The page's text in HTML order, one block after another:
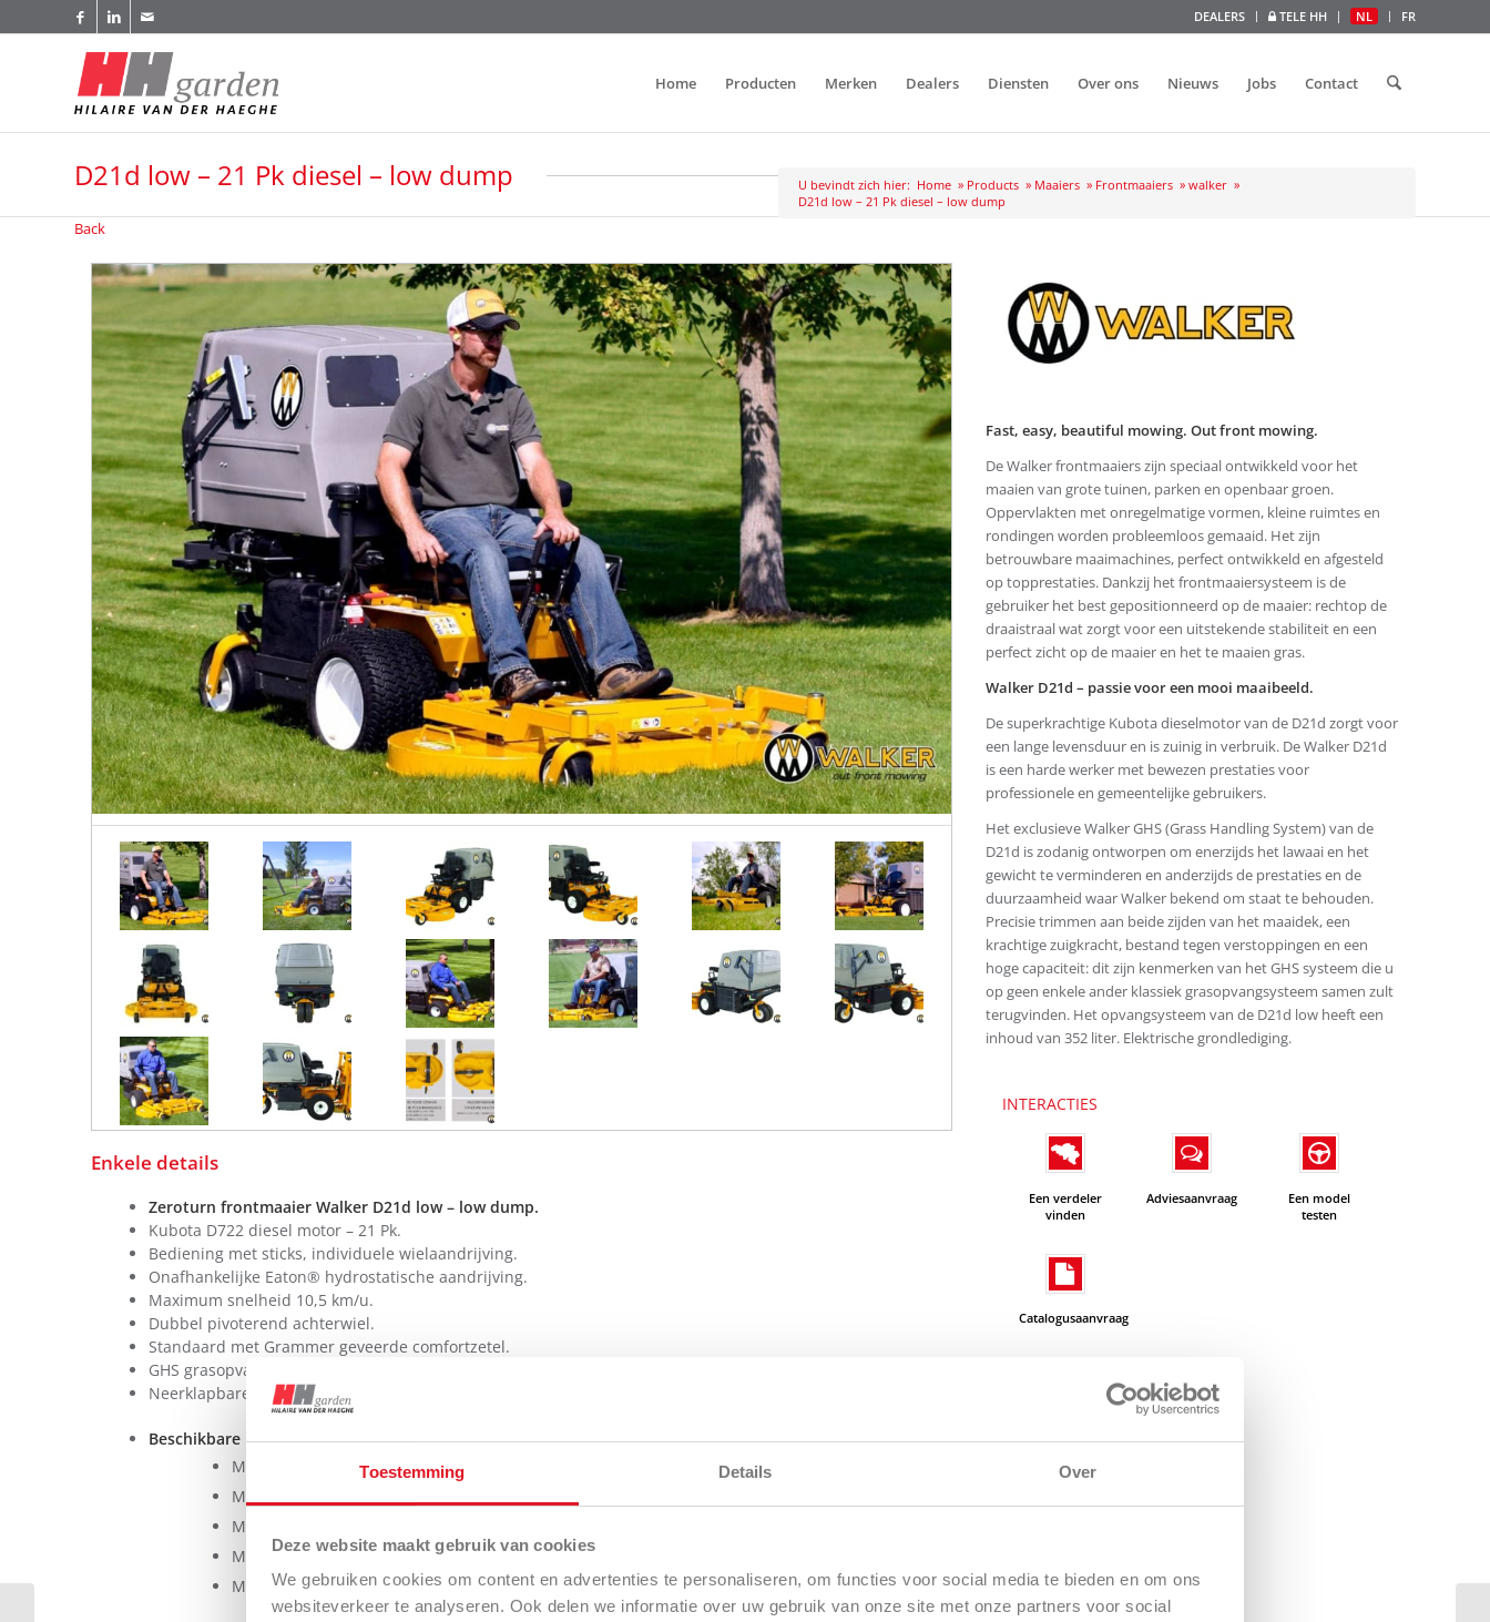
Toestemming Details Over
Deze website maakt gebruik van cookies
We gebruiken cookies om content en advertenties te personaliseren, om functies voor social media te bieden en om ons
websiteverkeer te analyseren. Ook delen we informatie over uw gebruik van onze site met onze partners voor social
DEALERS TELE HH NL FR
Home Producten Merken Dealers Diensten Over ons Nieuws Jobs Contact
D21d low – 21 Pk diesel – low dump U bevindt zich hier: Home » Products » Maaiers » Frontmaaiers » walker »
D21d low – 21 Pk diesel – low dump
Back
Enkele details
Zeroturn frontmaaier Walker D21d low – low dump.
Kubota D722 diesel motor – 21 Pk.
Bediening met sticks, individuele wielaandrijving.
Onafhankelijke Eaton® hydrostatische aandrijving.
Maximum snelheid 10,5 km/u.
Dubbel pivoterend achterwiel.
Standaard met Grammer geveerde comfortzetel.
GHS grasopvangsysteem 352 liter met elektrische grondlediging.
Neerklapbare beugel verplicht.
Beschikbare maaiers
Maaier voor opvang 107 cm – 42″.
Maaier voor opvang 122 cm – 48″.
Maaier voor opvang 132 cm – 52″.
Mulchmaaier 107 cm – 42″.
Mulchmaaier 122 cm – 48″.
Fast, easy, beautiful mowing. Out front mowing.
De Walker frontmaaiers zijn speciaal ontwikkeld voor het
maaien van grote tuinen, parken en openbaar groen.
Oppervlakten met onregelmatige vormen, kleine ruimtes en
rondingen worden probleemloos gemaaid. Het zijn
betrouwbare maaimachines, perfect ontwikkeld en afgesteld
op topprestaties. Dankzij het frontmaaiersysteem is de
gebruiker het best gepositionneerd op de maaier: rechtop de
draaistraal wat zorgt voor een uitstekende stabiliteit en een
perfect zicht op de maaier en het te maaien gras.
Walker D21d – passie voor een mooi maaibeeld.
De superkrachtige Kubota dieselmotor van de D21d zorgt voor
een lange levensduur en is zuinig in verbruik. De Walker D21d
is een harde werker met bewezen prestaties voor
professionele en gemeentelijke gebruikers.
Het exclusieve Walker GHS (Grass Handling System) van de
D21d is zodanig ontworpen om enerzijds het lawaai en het
gewicht te verminderen en anderzijds de prestaties en de
duurzaamheid waar Walker bekend om staat te behouden.
Precisie trimmen aan beide zijden van het maaidek, een
krachtige zuigkracht, bestand tegen verstoppingen en een
hoge capaciteit: dit zijn kenmerken van het GHS systeem die u
op geen enkele ander klassiek grasopvangsysteem samen zult
terugvinden. Het opvangsysteem van de D21d low heeft een
inhoud van 352 liter. Elektrische grondlediging.
INTERACTIES
Een verdeler
vinden
Adviesaanvraag
Een model
testen
Catalogusaanvraag